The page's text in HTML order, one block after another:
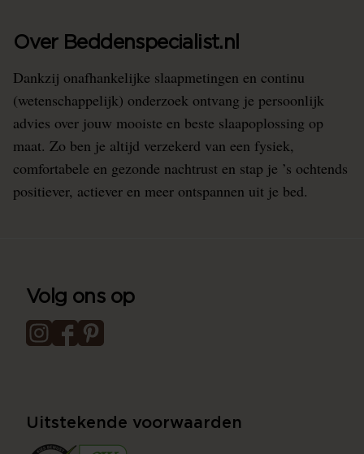
Over Beddenspecialist.nl
Dankzij onafhankelijke slaapmetingen en continu
(wetenschappelijk) onderzoek ontvang je persoonlijk
advies over jouw mooiste en beste slaapoplossing op
maat. Zo ben je altijd verzekerd van een fysiek,
comfortabele en gezonde nachtrust en stap je ’s ochtends
positiever, actiever en meer ontspannen uit je bed.
Volg ons op
Uitstekende voorwaarden